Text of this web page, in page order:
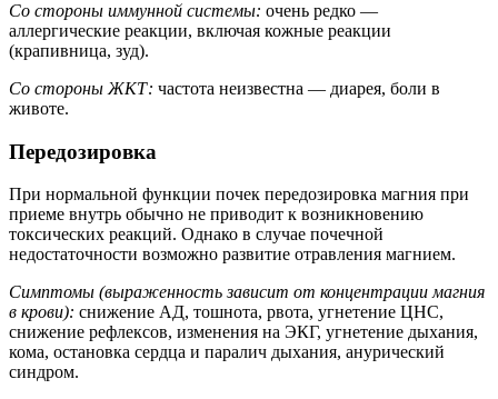
Со стороны иммунной системы: очень редко —
аллергические реакции, включая кожные реакции
(крапивница, зуд).
Со стороны ЖКТ: частота неизвестна — диарея, боли в
животе.
Передозировка
При нормальной функции почек передозировка магния при
приеме внутрь обычно не приводит к возникновению
токсических реакций. Однако в случае почечной
недостаточности возможно развитие отравления магнием.
Симптомы (выраженность зависит от концентрации магния
в крови): снижение АД, тошнота, рвота, угнетение ЦНС,
снижение рефлексов, изменения на ЭКГ, угнетение дыхания,
кома, остановка сердца и паралич дыхания, анурический
синдром.